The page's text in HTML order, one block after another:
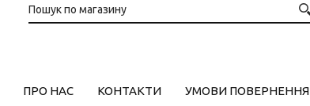
ПРО НАС КОНТАКТИ УМОВИ ПОВЕРНЕННЯ